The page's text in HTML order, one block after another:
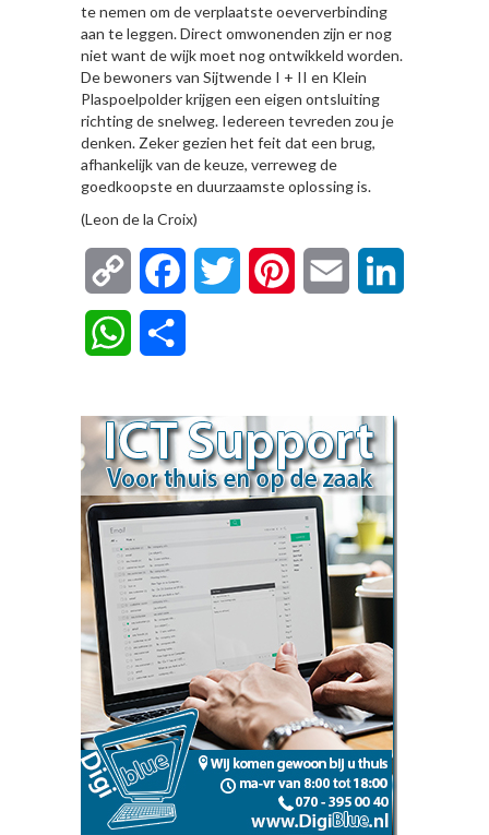
te nemen om de verplaatste oeververbinding
aan te leggen. Direct omwonenden zijn er nog
niet want de wijk moet nog ontwikkeld worden.
De bewoners van Sijtwende I + II en Klein
Plaspoelpolder krijgen een eigen ontsluiting
richting de snelweg. Iedereen tevreden zou je
denken. Zeker gezien het feit dat een brug,
afhankelijk van de keuze, verreweg de
goedkoopste en duurzaamste oplossing is.
(Leon de la Croix)
Copy
Link
FacebookTwitter Pinterest Email
WhatsApp